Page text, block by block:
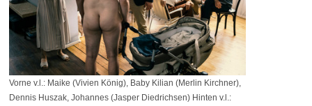
Vorne v.l.: Maike (Vivien König), Baby Kilian (Merlin Kirchner),
Dennis Huszak, Johannes (Jasper Diedrichsen) Hinten v.l.: